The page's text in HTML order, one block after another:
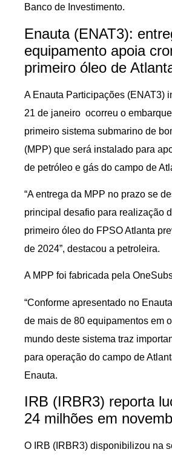
Banco de Investimento.
Enauta (ENAT3):
equipamento apoia
primeiro óleo de
A Enauta Participações (ENAT3)
21 de janeiro ocorreu o
primeiro sistema submarino de
(MPP) que será instalado para
de petróleo e gás do campo de
“A entrega da MPP no prazo se
principal desafio para realização
primeiro óleo do FPSO Atlanta
de 2024”, destacou a petroleira.
A MPP foi fabricada pela
“Conforme apresentado no
de mais de 80 equipamentos em
mundo deste sistema traz
para operação do campo de
Enauta.
IRB (IRBR3) reporta
24 milhões em
O IRB (IRBR3) disponibilizou na